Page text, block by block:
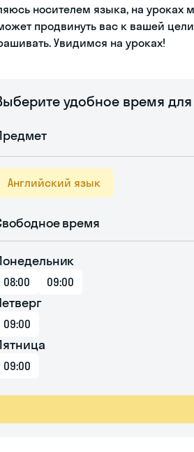
носителем языка, на уроках
продвинуть вас к вашей
Увидимся на уроках!
удобное время для
Английский язык
время
08:00 09:00
09:00
09:00